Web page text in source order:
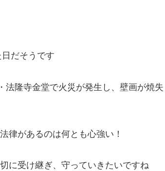
だそうです
法隆寺金堂で火災が発生し、壁画が焼失
律があるのは何とも心強い！
に受け継ぎ、守っていきたいですね